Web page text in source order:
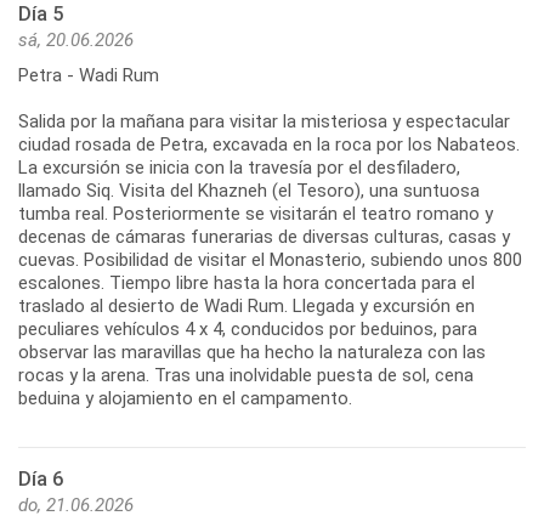
Día 5
sá, 20.06.2026
Petra - Wadi Rum
Salida por la mañana para visitar la misteriosa y espectacular
ciudad rosada de Petra, excavada en la roca por los Nabateos.
La excursión se inicia con la travesía por el desfiladero,
llamado Siq. Visita del Khazneh (el Tesoro), una suntuosa
tumba real. Posteriormente se visitarán el teatro romano y
decenas de cámaras funerarias de diversas culturas, casas y
cuevas. Posibilidad de visitar el Monasterio, subiendo unos 800
escalones. Tiempo libre hasta la hora concertada para el
traslado al desierto de Wadi Rum. Llegada y excursión en
peculiares vehículos 4 x 4, conducidos por beduinos, para
observar las maravillas que ha hecho la naturaleza con las
rocas y la arena. Tras una inolvidable puesta de sol, cena
beduina y alojamiento en el campamento.
Día 6
do, 21.06.2026